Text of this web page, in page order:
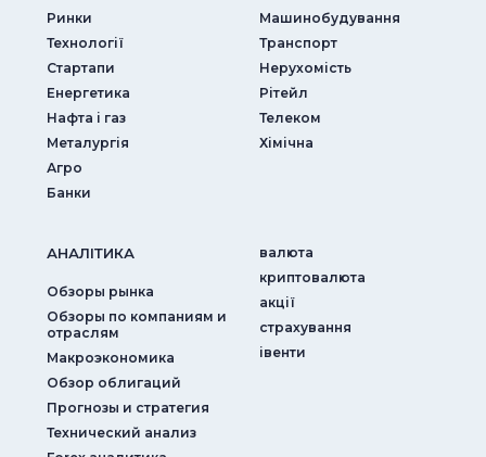
Ринки
Технології
Стартапи
Енергетика
Нафта і газ
Металургія
Агро
Банки
Машинобудування
Транспорт
Нерухомість
Рітейл
Телеком
Хімічна
АНАЛIТИКА
Обзоры рынка
Обзоры по компаниям и
отраслям
Макроэкономика
Обзор облигаций
Прогнозы и стратегия
Технический анализ
валюта
криптовалюта
акції
страхування
iвенти